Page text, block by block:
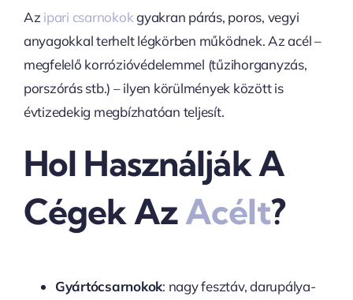
Az ipari csarnokokgyakran párás, poros, vegyi
anyagokkal terhelt légkörben működnek. Az acél –
megfelelő korrózióvédelemmel (tűzihorganyzás,
porszórás stb.) – ilyen körülmények között is
évtizedekig megbízhatóan teljesít.
Hol Használják A
Cégek AzAcélt?
Gyártócsarnokok: nagy fesztáv, darupálya-